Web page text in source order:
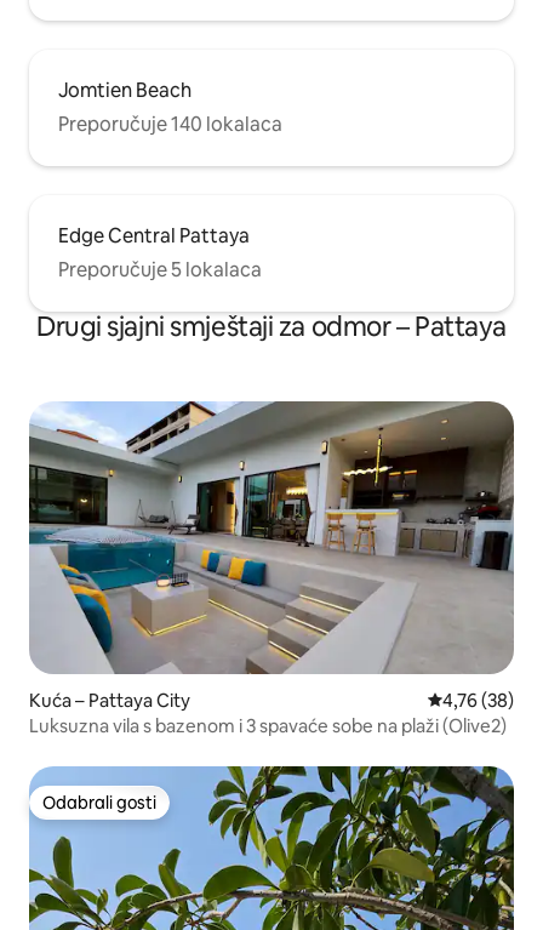
Jomtien Beach
Preporučuje 140 lokalaca
Edge Central Pattaya
Preporučuje 5 lokalaca
Drugi sjajni smještaji za odmor – Pattaya
Kuća – Pattaya City Prosječna
4,76 (38)
Luksuzna vila s bazenom i 3 spavaće sobe na plaži (Olive2)
Odabrali gosti
Odabrali gosti